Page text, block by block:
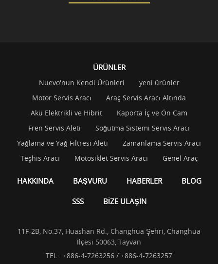
ÜRÜNLER
Nuevo'nun Kendi Ürünleri
yeni ürünler
Motor Servis Aracı
Araç Servis Aracı Altında
Akü Elektrikli ve Hibrit
Kaporta İç ve Ön Cam
Fren Servis Aleti
Soğutma Sistemi Servis Aracı
Yağlama ve Yağ Filtresi Aleti
Zamanlama Servis Aracı
Teşhis Aracı
Motosiklet Servis Aracı Genel Araç
HAKKINDA BAŞVURU HABERLER BLOG
SSS BİZE ULAŞIN
11F-2B, No.37, Huashan Rd., Changhua Şehri, Changhua
İlçesi 50063, Tayvan
TEL : +886-4-7263256 / +886-4-7263257